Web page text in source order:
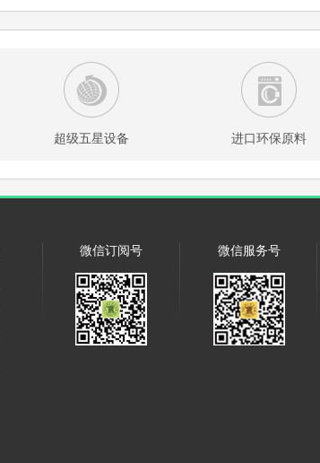
超级五星设备 进口环保原料
微信订阅号 微信服务号